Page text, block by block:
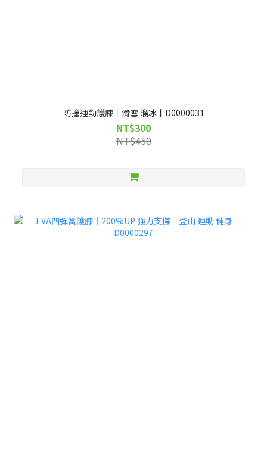
防撞運動護膝丨滑雪 溜冰丨D0000031
NT$300
NT$450